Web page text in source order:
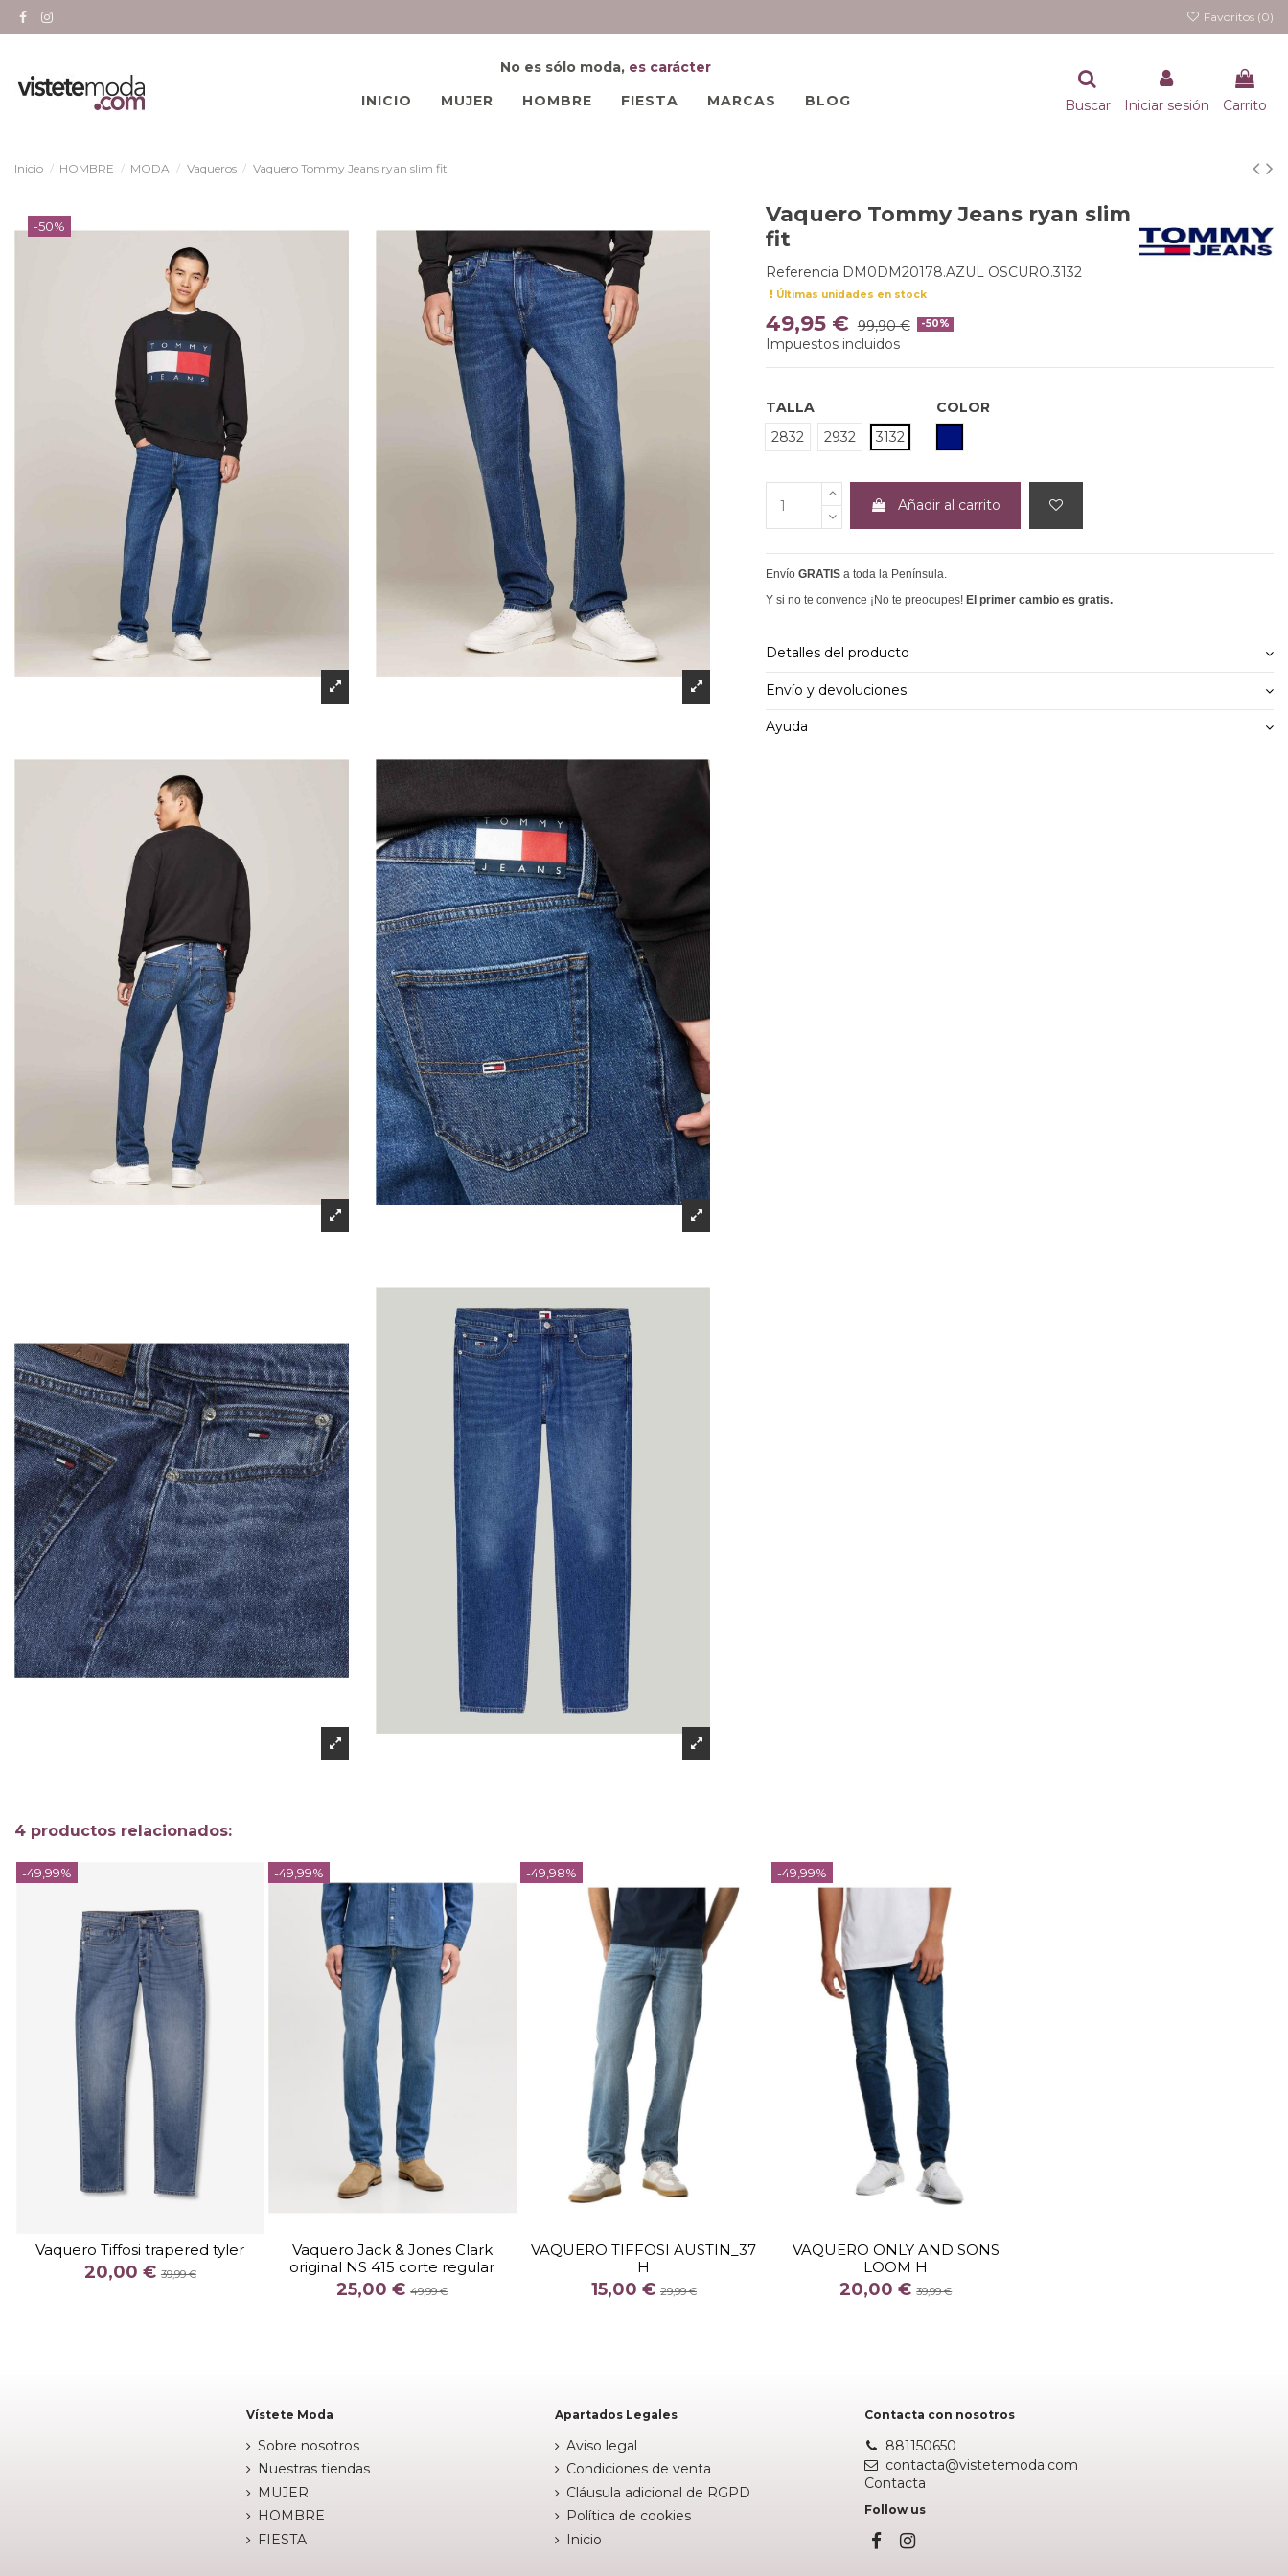
Favoritos (0)
No es sólo moda, es carácter
INICIO
MUJER HOMBRE FIESTA MARCAS BLOG Buscar Iniciar sesión Carrito
Inicio HOMBRE MODA Vaqueros Vaquero Tommy Jeans ryan slim fit
-50%
Vaquero Tommy Jeans ryan slim
fit
Referencia DM0DM20178.AZUL OSCURO.3132
Últimas unidades en stock
49,95 € 99,90 € -50%
Impuestos incluidos
TALLA
2832
2932 3132
COLOR
Añadir al carrito
Envío GRATIS a toda la Península.
Y si no te convence ¡No te preocupes! El primer cambio es gratis.
Detalles del producto
Envío y devoluciones
Ayuda
4 productos relacionados:
-49,99%
Vaquero Tiffosi trapered tyler
20,00 € 39,99 €
TALLA
36
COLOR
-49,99%
Vaquero Jack & Jones Clark
original NS 415 corte regular
25,00 €49,99 €
3232
3332
3432
COLOR
AZUL
-49,98%
VAQUERO TIFFOSI AUSTIN_37
H
15,00 € 29,99 €
COLOR
AZUL
-49,99%
VAQUERO ONLY AND SONS
LOOM H
20,00 €39,99 €
COLOR
AZUL
Vístete Moda
Sobre nosotros
Nuestras tiendas
MUJER
HOMBRE
FIESTA
Apartados Legales
Aviso legal
Condiciones de venta
Cláusula adicional de RGPD
Política de cookies
Inicio
Contacta con nosotros
881150650
contacta@vistetemoda.com
Contacta
Follow us